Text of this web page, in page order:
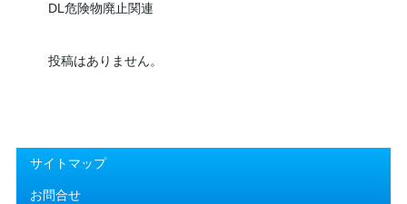
DL危険物廃止関連
投稿はありません。
サイトマップ
お問合せ